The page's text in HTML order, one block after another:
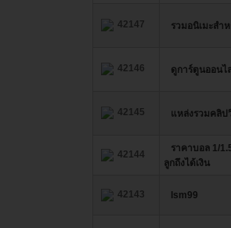
42147 รวมอนิเมะสำ
42146 ดูการ์ตูนออนไ
42145 แหล่งรวมคลิป
42144
ราคาบอล 1/
ลูกถึงได้เงิน
42143 lsm99